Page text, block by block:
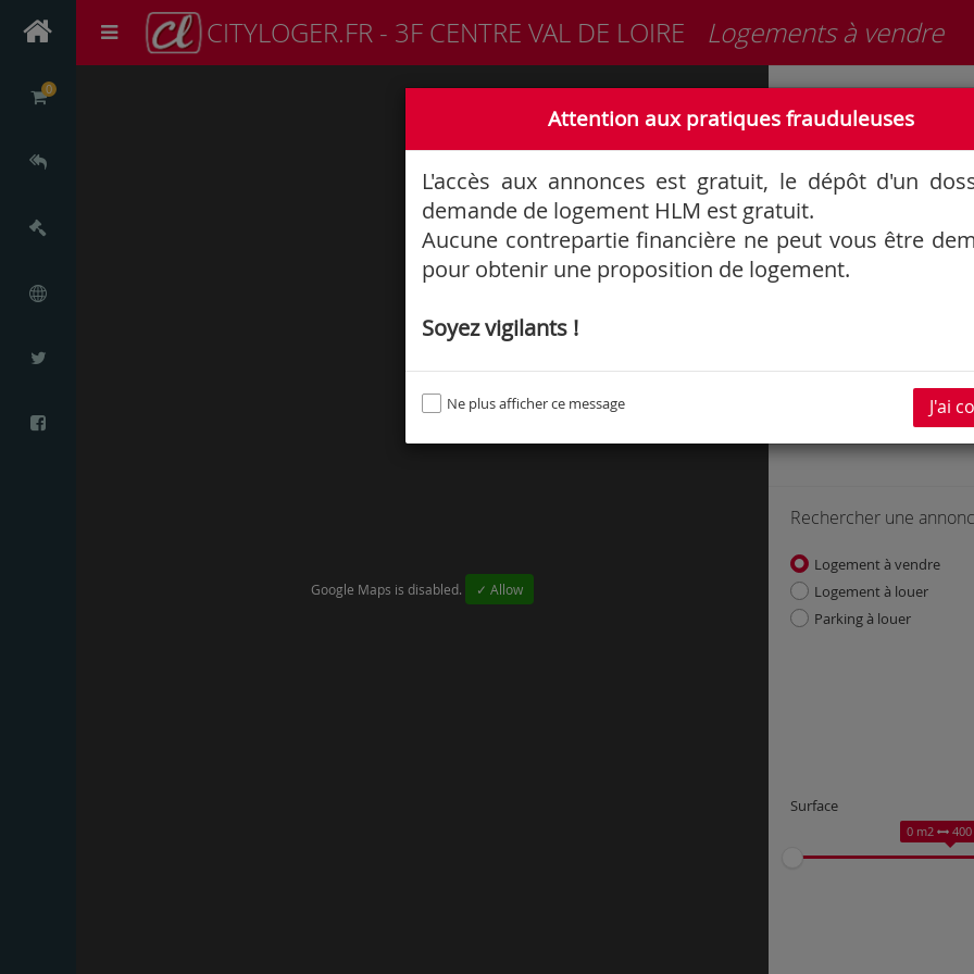
CITYLOGER.FR - 3F CENTRE VAL DE LOIRE Logements à vendre
0
Google Maps is disabled. ✓ Allow
7
Rechercher une
Logement à vendre
Logement à louer
Parking à louer
Surface
0 m2
Attention aux pratiques frauduleuses
L'accès aux annonces est gratuit, le dépôt d'un
demande de logement HLM est gratuit.
Aucune contrepartie financière ne peut vous être
pour obtenir une proposition de logement.
Soyez vigilants !
Ne plus afficher ce message J'ai